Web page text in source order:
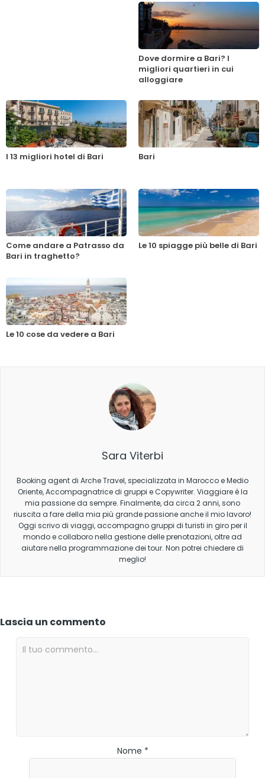
Dove dormire a Bari? I
migliori quartieri in cui
alloggiare
I 13 migliori hotel di Bari Bari
Come andare a Patrasso da
Bari in traghetto?
Le 10 spiagge più belle di Bari
Le 10 cose da vedere a Bari
Sara Viterbi
Booking agent di Arche Travel, specializzata in Marocco e Medio
Oriente, Accompagnatrice di gruppi e Copywriter. Viaggiare è la
mia passione da sempre. Finalmente, da circa 2 anni, sono
riuscita a fare della mia più grande passione anche il mio lavoro!
Oggi scrivo di viaggi, accompagno gruppi di turisti in giro per il
mondo e collaboro nella gestione delle prenotazioni, oltre ad
aiutare nella programmazione dei tour. Non potrei chiedere di
meglio!
Lascia un commento
Nome *